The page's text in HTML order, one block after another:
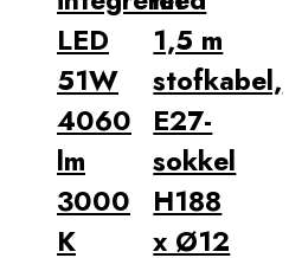
LED
51W
4060
lm
3000
K
1,5 m
stofkabel,
E27-
sokkel
H188
x Ø12